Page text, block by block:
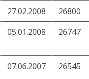
27.02.2008
26800
05.01.2008 26747
07.06.2007 26545